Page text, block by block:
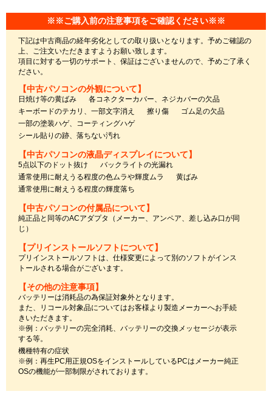
※※ご購入前の注意事項をご確認ください※※
下記は中古商品の経年劣化としての取り扱いとなります。予めご確認の
上、ご注文いただきますようお願い致します。
項目に対する一切のサポート、保証はございませんので、予めご了承く
ださい。
【中古パソコンの外観について】
日焼け等の黄ばみ
各コネクターカバー、ネジカバーの欠品
キーボードのテカリ、一部文字消え
擦り傷
ゴム足の欠品
一部の塗装ハゲ、コーティングハゲ
シール貼りの跡、落ちない汚れ
【中古パソコンの液晶ディスプレイについて】
5点以下のドット抜け
バックライトの光漏れ
通常使用に耐えうる程度の色ムラや輝度ムラ
黄ばみ
通常使用に耐えうる程度の輝度落ち
【中古パソコンの付属品について】
純正品と同等のACアダプタ（メーカー、アンペア、差し込み口が同
じ）
【プリインストールソフトについて】
プリインストールソフトは、仕様変更によって別のソフトがインス
トールされる場合がございます。
【その他の注意事項】
バッテリーは消耗品の為保証対象外となります。
また、リコール対象品についてはお客様より製造メーカーへお手続
きいただきます。
※例：バッテリーの完全消耗、バッテリーの交換メッセージが表示
する等。
機種特有の症状
※例：再生PC用正規OSをインストールしているPCはメーカー純正
OSの機能が一部制限がされております。